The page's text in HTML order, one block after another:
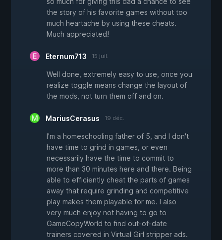
the story of his favorite games without too
much heartache by using these cheats.
Much appreciated!
Eternum713 15 juil.
Well done, extremely easy to use, once you
realize toggle means change the layout of
the mods, not turn them off and on.
MariusCerasus 19 déc.
I'm a homeschooling father of 5, and I don't
have time to grind in games, or even
necessarily have the time to commit to
more than 30 minutes here and there. Being
able to efficiently cheat the parts of games
away that require grinding and competitive
play makes them playable for me. I also
very much enjoy not having to go to
GameCopyWorld to find out-of-date
trainers covered in Virtual Girl stripper ads.